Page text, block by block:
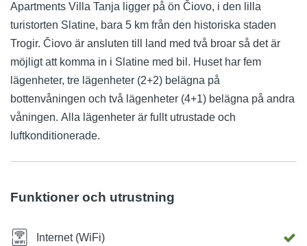
Apartments Villa Tanja ligger på ön Čiovo, i den lilla
turistorten Slatine, bara 5 km från den historiska staden
Trogir. Čiovo är ansluten till land med två broar så det är
möjligt att komma in i Slatine med bil. Huset har fem
lägenheter, tre lägenheter (2+2) belägna på
bottenvåningen och två lägenheter (4+1) belägna på andra
våningen. Alla lägenheter är fullt utrustade och
luftkonditionerade.
Funktioner och utrustning
Internet (WiFi)